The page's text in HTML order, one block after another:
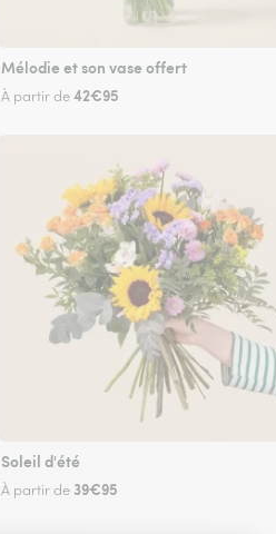
Mélodie et son vase offert
À partir de42€95
Soleil d'été
À partir de 39€95